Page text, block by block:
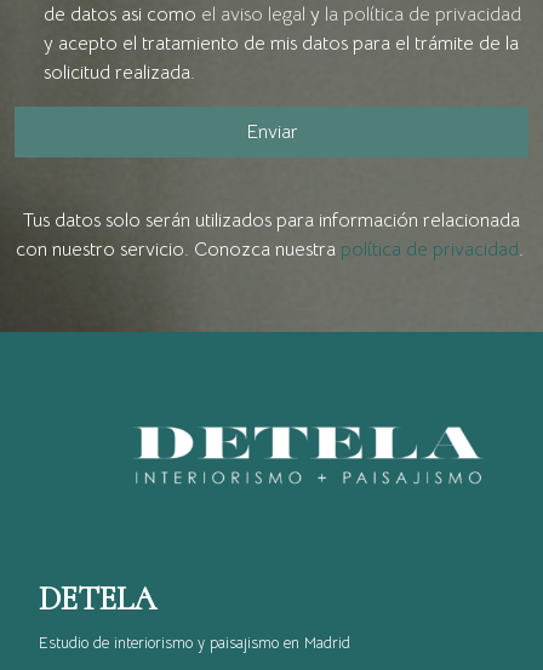
de datos asi como el aviso legal y la política de privacidad
y acepto el tratamiento de mis datos para el trámite de la
solicitud realizada.
Enviar
Tus datos solo serán utilizados para información relacionada
con nuestro servicio. Conozca nuestra política de privacidad.
DETELA
Estudio de interiorismo y paisajismo en Madrid